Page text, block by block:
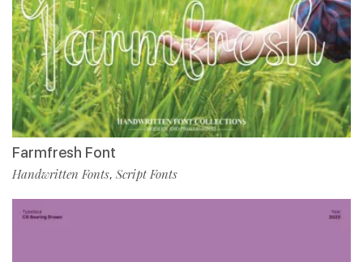
Farmfresh Font
Handwritten Fonts, Script Fonts